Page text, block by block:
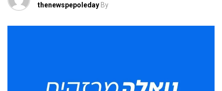
By
thenewspepoleday